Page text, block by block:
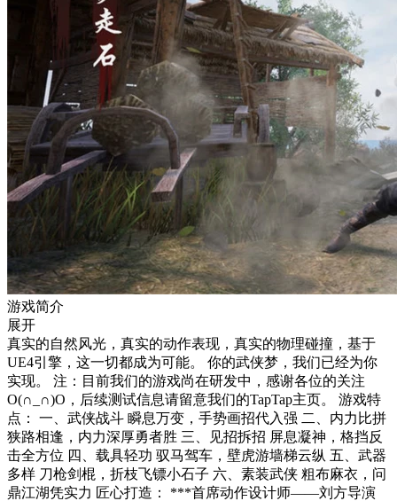
游戏简介
展开
真实的自然风光，真实的动作表现，真实的物理碰撞，基于
UE4引擎，这一切都成为可能。 你的武侠梦，我们已经为你
实现。 注：目前我们的游戏尚在研发中，感谢各位的关注
O(∩_∩)O，后续测试信息请留意我们的TapTap主页。 游戏特
点： 一、武侠战斗 瞬息万变，手势画招代入强 二、内力比拼
狭路相逢，内力深厚勇者胜 三、见招拆招 屏息凝神，格挡反
击全方位 四、载具轻功 驭马驾车，壁虎游墙梯云纵 五、武器
多样 刀枪剑棍，折枝飞镖小石子 六、素装武侠 粗布麻衣，问
鼎江湖凭实力 匠心打造： ***首席动作设计师——刘方导演